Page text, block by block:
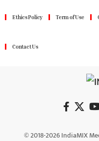
Ethics Policy Term of Use
Contact Us
© 2018-2026 IndiaMIX